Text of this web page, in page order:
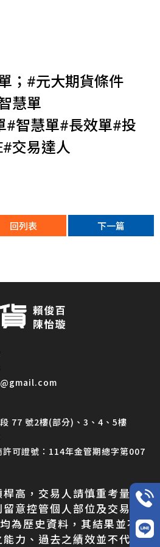
；#元大期貨條件
慧單
#智慧單#長效單#投
交易達人
回列表 下一篇
77 號2樓(部分)、3、4、5樓
許可證號：114年金管期總字第007
高，交易人請慎重考量自
意控管個人部位及交易風
為歷史資料，其結果並不
力、過去之績效並不代表